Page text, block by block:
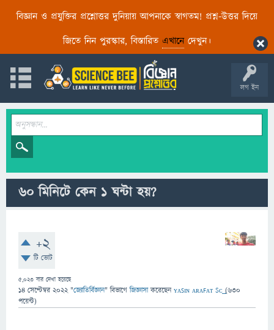
বিজ্ঞান ও প্রযুক্তির প্রশ্নোত্তর দুনিয়ায় আপনাকে স্বাগতম! প্রশ্ন-উত্তর দিয়ে
জিতে নিন পুরস্কার, বিস্তারিত এখানেদেখুন।
লগ ইন
৬০ মিনিটে কেন ১ ঘন্টা হয়?
+2
টি ভোট
5,023 বার দেখা হয়েছে
14 সেপ্টেম্বর 2022 "জ্যোতির্বিজ্ঞান" বিভাগে জিজ্ঞাসাকরেছেনʏᴀꜱɪɴ ᴀʀᴀꜰᴀᴛ Sᴄ͢͢͢ (630
পয়েন্ট)